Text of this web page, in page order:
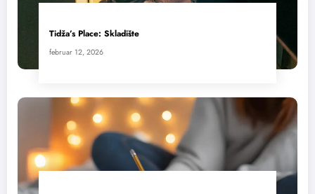
Tidža’s Place: Skladište
februar 12, 2026